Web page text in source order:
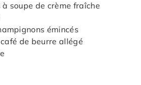
à soupe de crème fraîche
émincés
de beurre allégé